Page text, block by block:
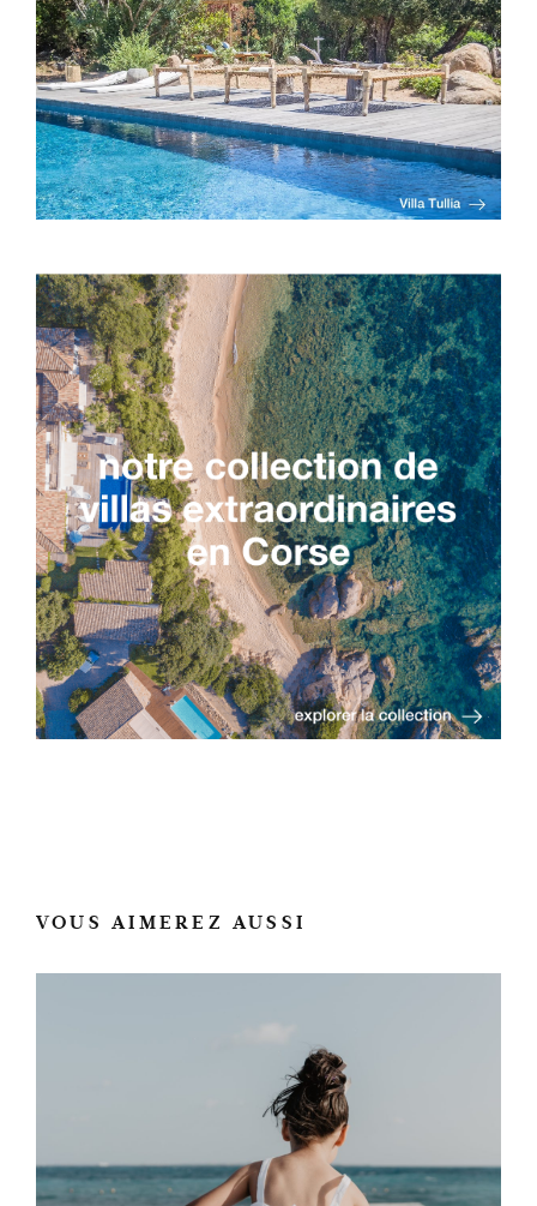
VOUS AIMEREZ AUSSI